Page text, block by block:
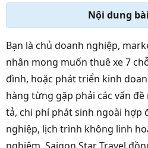
Nội dung
Bạn là chủ doanh nghiệp,
nhân mong muốn thuê xe 7
đình, hoặc phát triển kinh
hàng từng gặp phải các vấn
tả, chi phí phát sinh ngoài hợp
nghiệp, lịch trình không linh